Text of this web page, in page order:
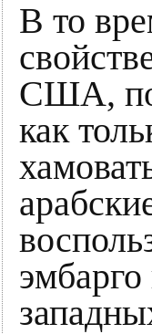
В то
США,
как